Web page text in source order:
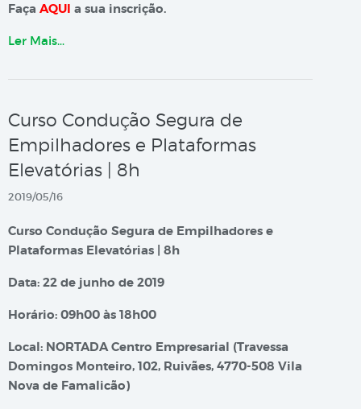
Faça AQUI a sua inscrição.
Ler Mais…
Curso Condução Segura de
Empilhadores e Plataformas
Elevatórias | 8h
2019/05/16
Curso Condução Segura de Empilhadores e
Plataformas Elevatórias | 8h
Data: 22 de junho de 2019
Horário: 09h00 às 18h00
Local: NORTADA Centro Empresarial (Travessa
Domingos Monteiro, 102, Ruivães, 4770-508 Vila
Nova de Famalicão)